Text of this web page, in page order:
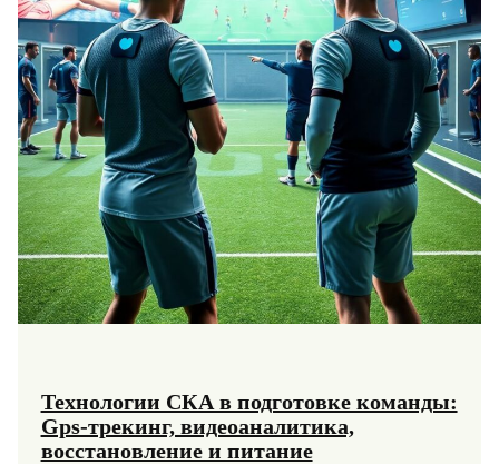
Технологии СКА в подготовке команды:
Gps-трекинг, видеоаналитика,
восстановление и питание